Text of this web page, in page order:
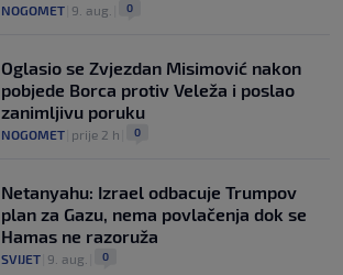
NOGOMET 9. aug. 0
Oglasio se Zvjezdan Misimović nakon
pobjede Borca protiv Veleža i poslao
zanimljivu poruku
NOGOMET prije 2 h 0
Netanyahu: Izrael odbacuje Trumpov
plan za Gazu, nema povlačenja dok se
Hamas ne razoruža
SVIJET 9. aug. 0